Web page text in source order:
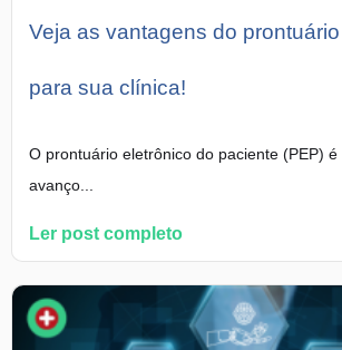
Veja as vantagens do
para sua clínica!
O prontuário eletrônico do paciente (PEP)
avanço...
Ler post completo